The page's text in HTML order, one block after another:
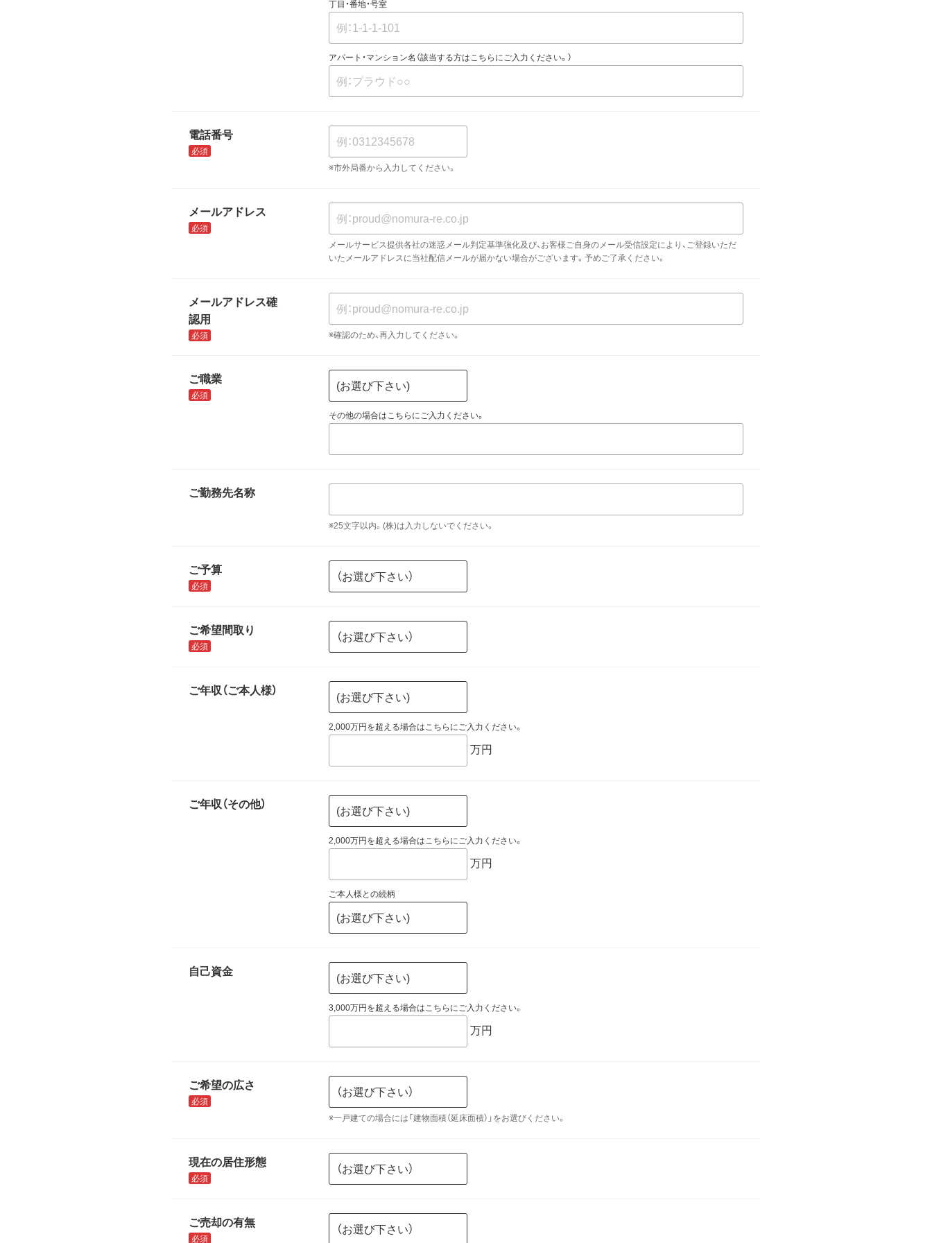
丁目・番地・号室
アパート・マンション名（該当する方はこちらにご入力ください。）
電話番号
必須
※市外局番から入力してください。
メールアドレス
必須
メールサービス提供各社の迷惑メール判定基準強化及び、お客様ご自身のメール受信設定により、ご登録いただ
いたメールアドレスに当社配信メールが届かない場合がございます。予めご了承ください。
メールアドレス確
認用
必須 ※確認のため、再入力してください。
ご職業
必須
その他の場合はこちらにご入力ください。
ご勤務先名称
※25文字以内。(株)は入力しないでください。
ご予算
必須
ご希望間取り
必須
ご年収（ご本人様）
2,000万円を超える場合はこちらにご入力ください。
万円
ご年収（その他）
2,000万円を超える場合はこちらにご入力ください。
万円
ご本人様との続柄
自己資金
3,000万円を超える場合はこちらにご入力ください。
万円
ご希望の広さ
必須
※一戸建ての場合には「建物面積（延床面積）」をお選びください。
現在の居住形態
必須
ご売却の有無
必須